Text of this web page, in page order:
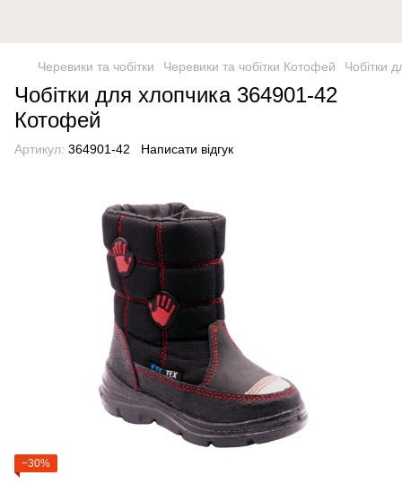
Черевики та чобітки Черевики та чобітки Котофей Чобітки
Чобітки для хлопчика 364901-42
Котофей
Артикул: 364901-42 Написати відгук
−30%